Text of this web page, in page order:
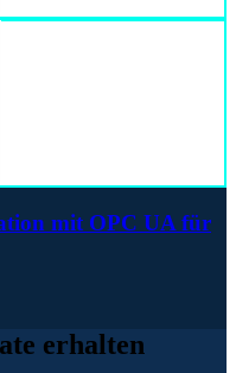
mit OPC UA für
erhalten